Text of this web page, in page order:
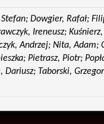
Dowgier, Rafał;
Ireneusz;
Andrzej; Nita, Adam;
Pietrasz, Piotr;
Dariusz; Taborski,